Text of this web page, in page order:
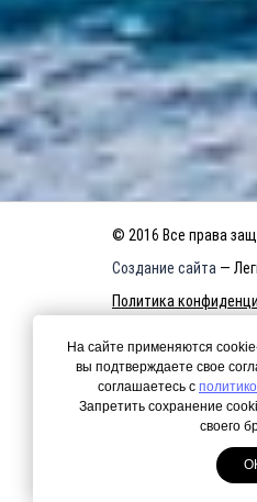
© 2016 Все права
Создание сайта —
Политика
КАРТА САЙТА
На сайте применяются
вы подтверждаете свое
соглашаетесь с
Запретить сохранение
своего